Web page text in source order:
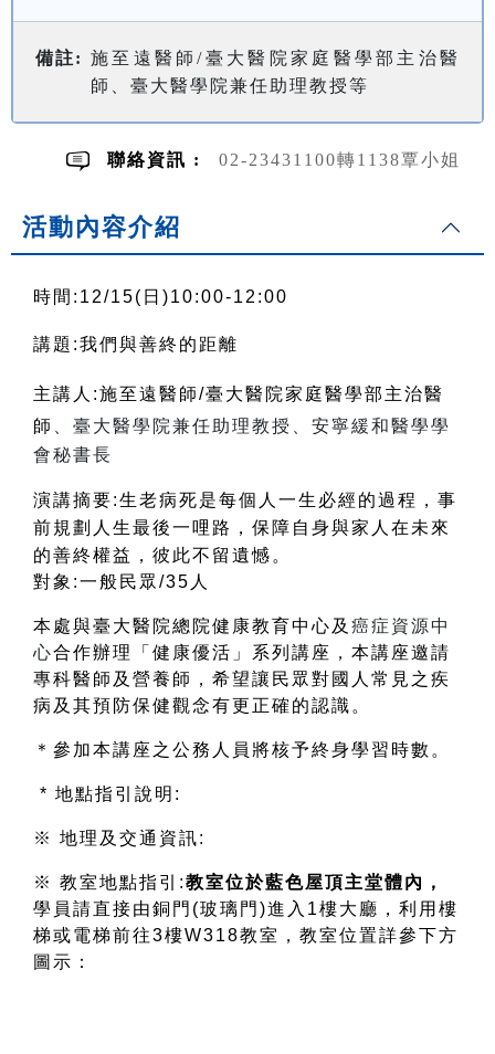
備註: 施至遠醫師/臺大醫院家庭醫學部主治醫
師、臺大醫學院兼任助理教授等
聯絡資訊 : 02-23431100轉1138覃小姐
活動內容介紹
時間:12/15(日)10:00-12:00
講題:我們與善終的距離
主講人:施至遠醫師/臺大醫院家庭醫學部主治醫
師
、臺大醫學院兼任助理教授、安寧緩和醫學學
會秘書長
演講摘要:生老病死是每個人一生必經的過程，事
前規劃人生最後一哩路 ，保障自身與家人在未來
的善終權益，彼此不留遺憾 。
對象:一般民眾/35人
本處與臺大醫院總院健康教育中心 及 癌症資源中
心合作辦理「健康優活」系列講座，本講座邀請
專科醫師及營養師，希望讓民眾對國人常見之疾
病及其預防保健觀念有更正確的認識。
＊參加本講座之公務人員將核予終身學習時數。
* 地點指引說明:
※ 地理及交通資訊:
※ 教室地點指引:教室位於藍色屋頂主堂體內 ，
學員請直接由銅門(玻璃門)進入1樓大廳，利用樓
梯或電梯前往3樓W318教室，教室位置詳參下方
圖示：